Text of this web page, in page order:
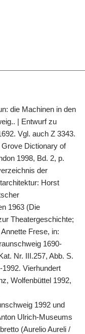
die Machinen in den
| Entwurf zu
Vgl. auch Z 3343.
Dictionary of
1998, Bd. 2, p.
der
Horst
1963 (Die
Theatergeschichte;
Frese, in:
1690-
Nr. III.257, Abb. S.
Vierhundert
Wolfenbüttel 1992,
1992 und
Ulrich-Museums
(Aurelio Aureli /